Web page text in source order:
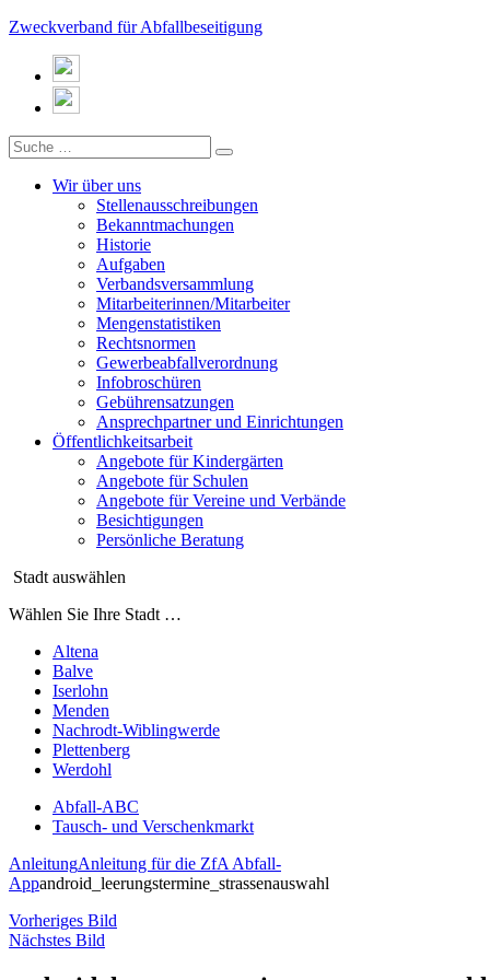
Zweckverband für Abfallbeseitigung
Wir über uns
Stellenausschreibungen
Bekanntmachungen
Historie
Aufgaben
Verbandsversammlung
Mitarbeiterinnen/Mitarbeiter
Mengenstatistiken
Rechtsnormen
Gewerbeabfallverordnung
Infobroschüren
Gebührensatzungen
Ansprechpartner und Einrichtungen
Öffentlichkeitsarbeit
Angebote für Kindergärten
Angebote für Schulen
Angebote für Vereine und Verbände
Besichtigungen
Persönliche Beratung
Stadt auswählen
Wählen Sie Ihre Stadt …
Altena
Balve
Iserlohn
Menden
Nachrodt-Wiblingwerde
Plettenberg
Werdohl
Abfall-ABC
Tausch- und Verschenkmarkt
AnleitungAnleitung für die ZfA Abfall-
Appandroid_leerungstermine_strassenauswahl
Vorheriges Bild
Nächstes Bild